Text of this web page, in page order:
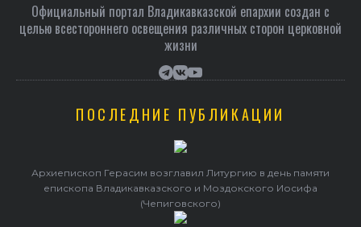
Официальный портал Владикавказской епархии создан c
целью всестороннего освещения различных сторон церковной
жизни
ПОСЛЕДНИЕ ПУБЛИКАЦИИ
Архиепископ Герасим возглавил Литургию в день памяти
епископа Владикавказского и Моздокского Иосифа
(Чепиговского)